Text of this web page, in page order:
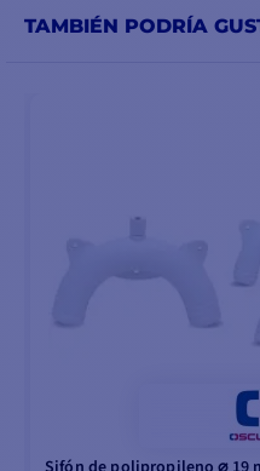
TAMBIÉN PODRÍA